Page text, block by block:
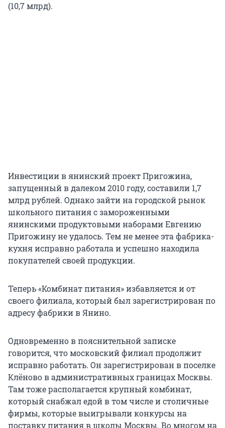
(10,7 млрд).
Инвестиции в янинский проект Пригожина,
запущенный в далеком 2010 году, составили 1,7
млрд рублей. Однако зайти на городской рынок
школьного питания с замороженными
янинскими продуктовыми наборами Евгению
Пригожину не удалось. Тем не менее эта фабрика-
кухня исправно работала и успешно находила
покупателей своей продукции.
Теперь «Комбинат питания» избавляется и от
своего филиала, который был зарегистрирован по
адресу фабрики в Янино.
Одновременно в пояснительной записке
говорится, что московский филиал продолжит
исправно работать. Он зарегистрирован в поселке
Клёново в административных границах Москвы.
Там тоже располагается крупный комбинат,
который снабжал едой в том числе и столичные
фирмы, которые выигрывали конкурсы на
поставку питания в школы Москвы. Во многом на